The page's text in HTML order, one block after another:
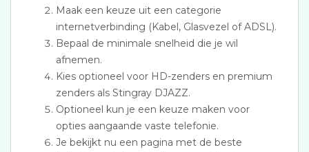
Maak een keuze uit een categorie
internetverbinding (Kabel, Glasvezel of ADSL).
Bepaal de minimale snelheid die je wil
afnemen.
Kies optioneel voor HD-zenders en premium
zenders als Stingray DJAZZ.
Optioneel kun je een keuze maken voor
opties aangaande vaste telefonie.
Je bekijkt nu een pagina met de beste